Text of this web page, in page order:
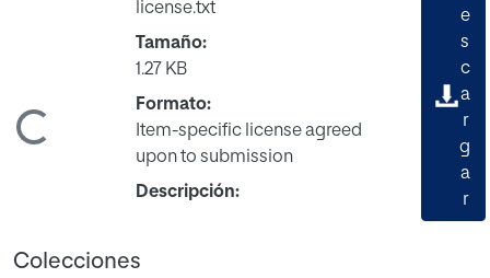
Cargando...
license.txt
Tamaño:
1.27 KB
Formato:
Item-specific license agreed
upon to submission
Descripción:
e
s
c
a
r
g
a
r
Colecciones